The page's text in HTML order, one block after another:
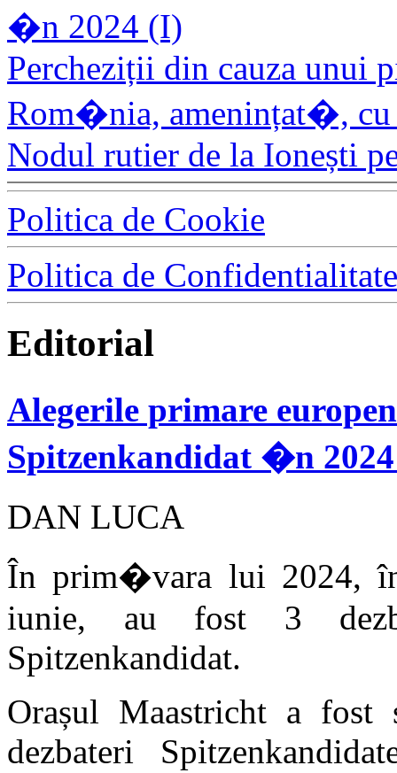
�n 2024 (I)
Percheziții din cauza unui
Rom�nia, amenințat�, cu
Nodul rutier de la Ionești
Politica de Cookie
Politica de Confidentialitate
Editorial
Alegerile primare
Spitzenkandidat �n
DAN LUCA
În prim�vara lui 2024,
iunie, au fost 3
Spitzenkandidat.
Orașul Maastricht a fost
dezbateri